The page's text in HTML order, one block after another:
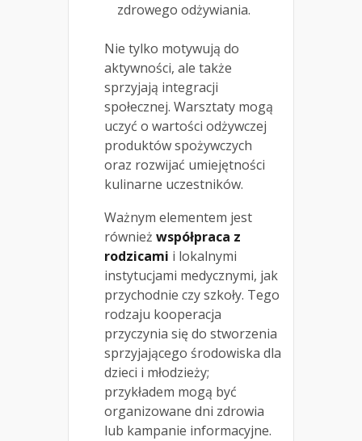
zdrowego odżywiania.
Nie tylko motywują do
aktywności, ale także
sprzyjają integracji
społecznej. Warsztaty mogą
uczyć o wartości odżywczej
produktów spożywczych
oraz rozwijać umiejętności
kulinarne uczestników.
Ważnym elementem jest
również współpraca z
rodzicami i lokalnymi
instytucjami medycznymi, jak
przychodnie czy szkoły. Tego
rodzaju kooperacja
przyczynia się do stworzenia
sprzyjającego środowiska dla
dzieci i młodzieży;
przykładem mogą być
organizowane dni zdrowia
lub kampanie informacyjne.